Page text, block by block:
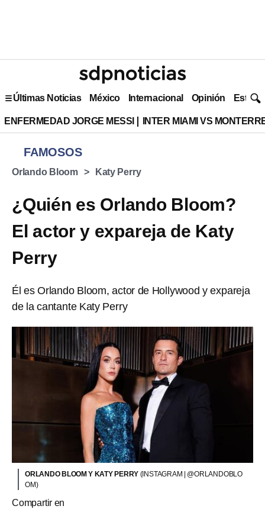
Últimas Noticias México Internacional Opinión Estilo
ENFERMEDAD JORGE MESSI INTER MIAMI VS
FAMOSOS
Orlando Bloom Katy Perry
¿Quién es Orlando Bloom?
El actor y expareja de Katy
Perry
Él es Orlando Bloom, actor de Hollywood y expareja
de la cantante Katy Perry
ORLANDO BLOOM Y KATY PERRY (INSTAGRAM | @ORLANDOBLO
OM)
Compartir en